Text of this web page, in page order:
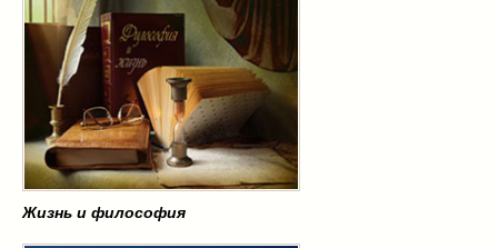
Жизнь и философия